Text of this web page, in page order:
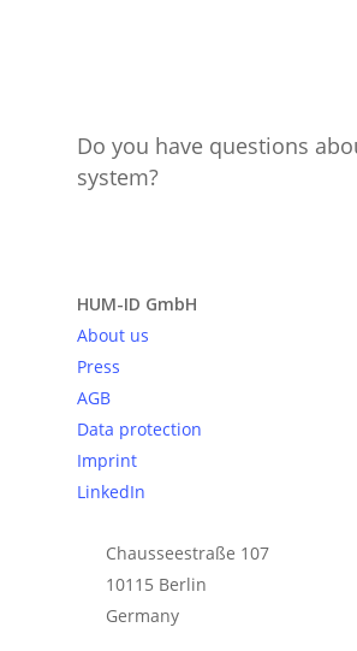
Do you have questions
system?
HUM-ID GmbH
About us
Press
AGB
Data protection
Imprint
LinkedIn
Chausseestraße 107
10115 Berlin
Germany